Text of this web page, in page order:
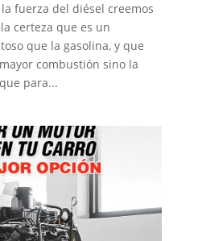
fuerza del diésel creemos
certeza que es un
que la gasolina, y que
combustión sino la
para...